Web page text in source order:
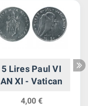
5 Lires Paul VI
AN XI - Vatican
4,00 €